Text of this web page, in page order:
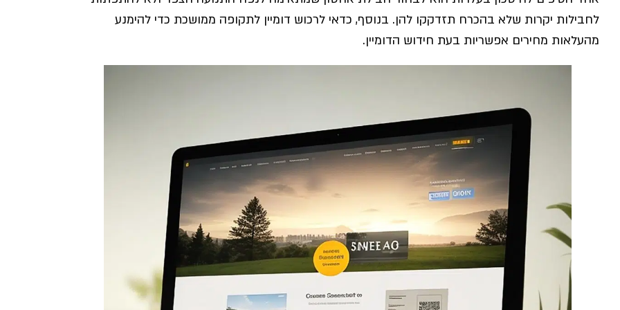
לחבילות יקרות שלא בהכרח תזדקקו להן. בנוסף, כדאי לרכוש דומיין לתקופה ממושכת כדי להימנע
מהעלאות מחירים אפשריות בעת חידוש הדומיין.